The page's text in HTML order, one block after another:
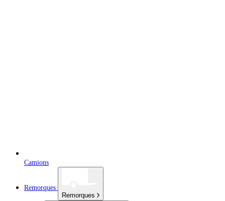
Camions
Remorques
Remorques